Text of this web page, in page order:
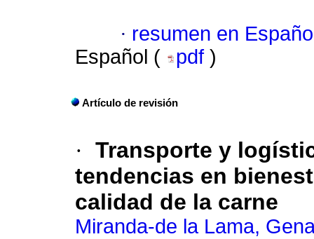
· resumen en
Español (
pdf )
Artículo de revisión
· Transporte y
tendencias en
calidad de la carne
Miranda-de la Lama,